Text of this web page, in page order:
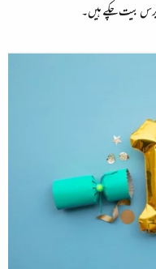
برس بیت چکے ہیں۔